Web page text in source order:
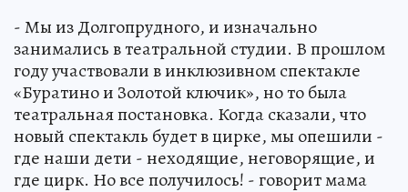
- Мы из Долгопрудного, и изначально
занимались в театральной студии. В прошлом
году участвовали в инклюзивном спектакле
«Буратино и Золотой ключик», но то была
театральная постановка. Когда сказали, что
новый спектакль будет в цирке, мы опешили -
где наши дети - неходящие, неговорящие, и
где цирк. Но все получилось! - говорит мама